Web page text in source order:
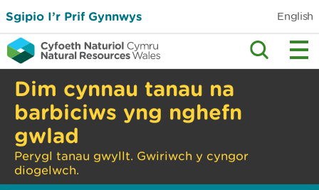
Sgipio I’r Prif Gynnwys English
Dim cynnau tanau na
barbiciws yng nghefn
gwlad
Perygl tanau gwyllt. Gwiriwch y cyngor
diogelwch.